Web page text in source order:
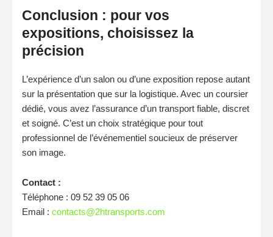
Conclusion : pour vos
expositions, choisissez la
précision
L’expérience d’un salon ou d’une exposition repose autant
sur la présentation que sur la logistique. Avec un coursier
dédié, vous avez l’assurance d’un transport fiable, discret
et soigné. C’est un choix stratégique pour tout
professionnel de l’événementiel soucieux de préserver
son image.
Contact :
Téléphone : 09 52 39 05 06
Email : contacts@2htransports.com